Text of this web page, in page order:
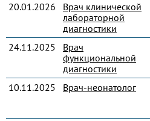
20.01.2026
Врач клинической
лабораторной
диагностики
24.11.2025
Врач
функциональной
диагностики
10.11.2025 Врач-неонатолог